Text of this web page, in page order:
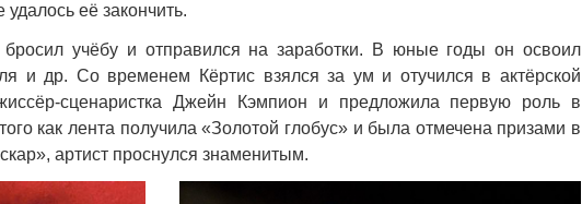
удалось её закончить.
учёбу и отправился на заработки. В юные годы он освоил
и др. Со временем Кёртис взялся за ум и отучился в актёрской
сценаристка Джейн Кэмпион и предложила первую роль в
как лента получила «Золотой глобус» и была отмечена призами в
артист проснулся знаменитым.